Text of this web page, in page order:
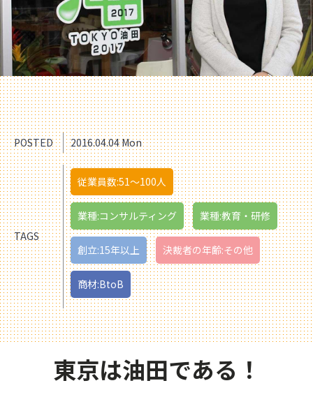
POSTED 2016.04.04 Mon
TAGS
従業員数:51〜100人
業種:コンサルティング 業種:教育・研修
創立:15年以上 決裁者の年齢:その他
商材:BtoB
東京は油田である！